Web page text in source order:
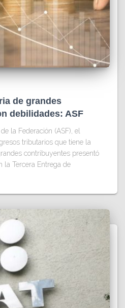
de grandes
debilidades: ASF
la Federación (ASF), el
tributarios que tiene la
contribuyentes presentó
la Tercera Entrega de